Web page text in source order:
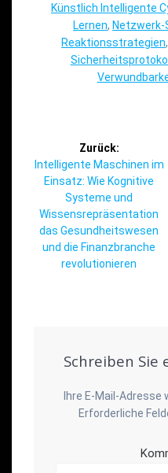
Künstlich Intelligente
Lernen, Netzwerk-
Reaktionsstrategien,
Zurück:
Vorheriger
Beitrag:
Intelligente Maschinen im
Einsatz: Wie Kognitive
Systeme und
Wissensrepräsentation
das Gesundheitswesen
und die Finanzbranche
revolutionieren
Schreiben Sie
Ihre E-Mail-
Erforderliche